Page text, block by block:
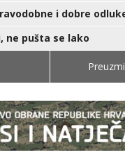
i dobre
ne pušta se lako